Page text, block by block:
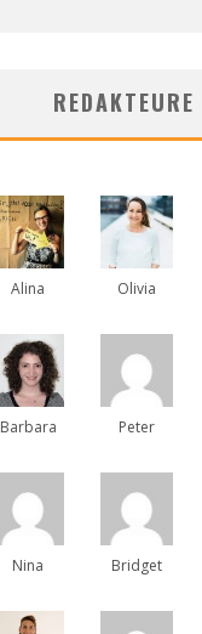
REDAKTEURE
Alina Olivia
Barbara Peter
Nina Bridget